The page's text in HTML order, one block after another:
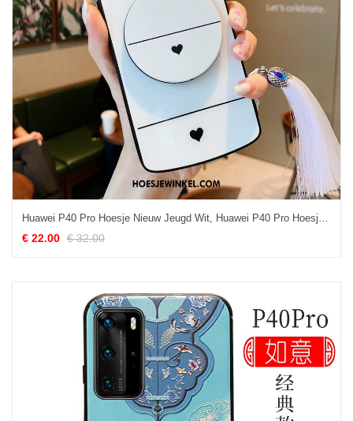
Huawei P40 Pro Hoesje Nieuw Jeugd Wit, Huawei P40 Pro Hoesje Glas All Inclusive
€ 22.00 € 32.00